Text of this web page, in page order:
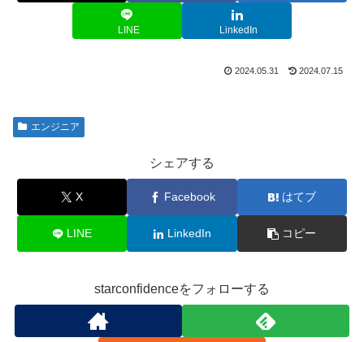
LINE LinkedIn
2024.05.31 2024.07.15
エンジニア
シェアする
X Facebook はてブ
LINE LinkedIn コピー
starconfidenceをフォローする